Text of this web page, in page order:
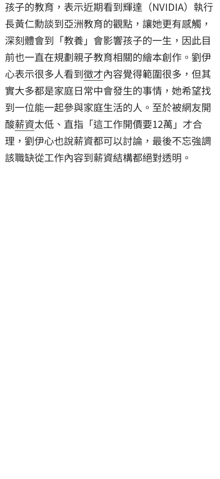
孩子的教育，表示近期看到輝達（NVIDIA）執行
長黃仁勳談到亞洲教育的觀點，讓她更有感觸，
深刻體會到「教養」會影響孩子的一生，因此目
前也一直在規劃親子教育相關的繪本創作。劉伊
心表示很多人看到徵才內容覺得範圍很多，但其
實大多都是家庭日常中會發生的事情，她希望找
到一位能一起參與家庭生活的人。至於被網友開
酸薪資太低、直指「這工作開價要12萬」才合
理，劉伊心也說薪資都可以討論，最後不忘強調
該職缺從工作內容到薪資結構都絕對透明。